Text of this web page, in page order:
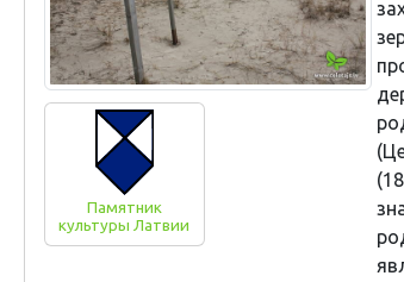
Памятник
культуры Латвии